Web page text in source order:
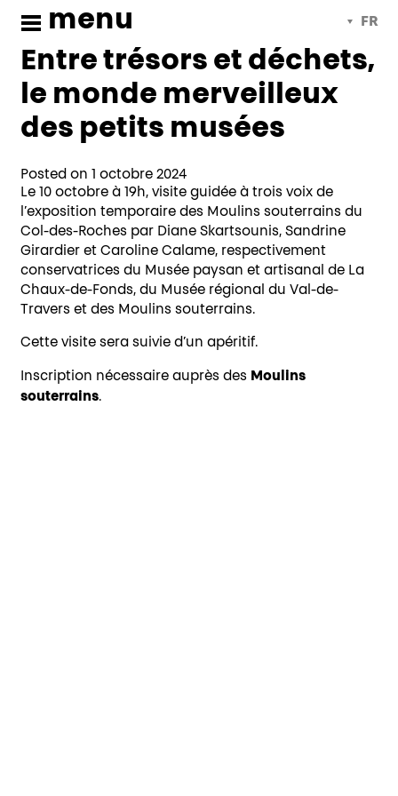
menu
Entre trésors et déchets,
le monde merveilleux
des petits musées
Posted on 1 octobre 2024
Le 10 octobre à 19h, visite guidée à trois voix de
l’exposition temporaire des Moulins souterrains du
Col-des-Roches par Diane Skartsounis, Sandrine
Girardier et Caroline Calame, respectivement
conservatrices du Musée paysan et artisanal de La
Chaux-de-Fonds, du Musée régional du Val-de-
Travers et des Moulins souterrains.
Cette visite sera suivie d’un apéritif.
Inscription nécessaire auprès des Moulins
souterrains.